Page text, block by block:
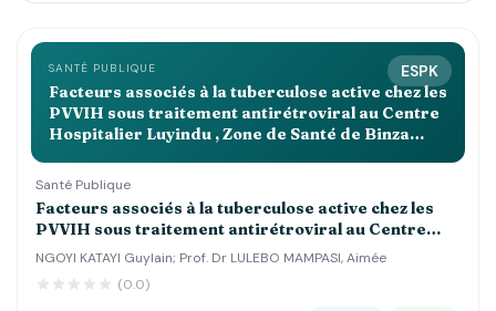
ESPK
SANTÉ PUBLIQUE
Facteurs associés à la tuberculose active chez les
PVVIH sous traitement antirétroviral au Centre
Hospitalier Luyindu , Zone de Santé de Binza
Santé Publique
Facteurs associés à la tuberculose active chez les
PVVIH sous traitement antirétroviral au Centre
Hospitalier Luyindu , Zone de Santé de Binza Ozone
Kinshasa 2021 2022
NGOYI KATAYI Guylain; Prof. Dr LULEBO MAMPASI, Aimée
(0.0)